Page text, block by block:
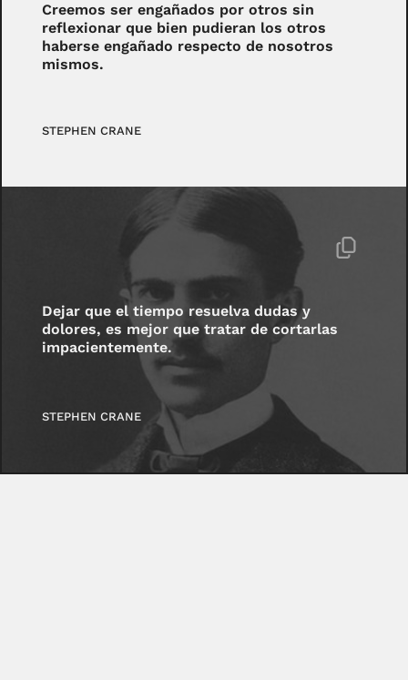
Creemos ser engañados por otros sin
reflexionar que bien pudieran los otros
haberse engañado respecto de nosotros
mismos.
STEPHEN CRANE
Dejar que el tiempo resuelva dudas y
dolores, es mejor que tratar de cortarlas
impacientemente.
STEPHEN CRANE